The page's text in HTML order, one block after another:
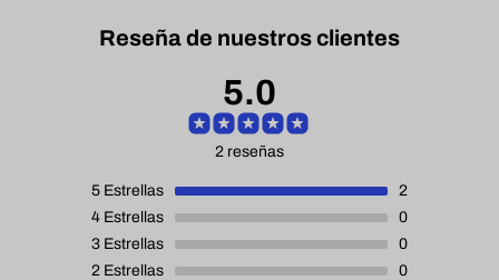
Reseña de nuestros clientes
5.0
2 reseñas
5 Estrellas
2
4 Estrellas
0
3 Estrellas
0
2 Estrellas
0